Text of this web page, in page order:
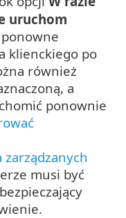
uruchom
klienckiego po
również
a
ponownie
musi być